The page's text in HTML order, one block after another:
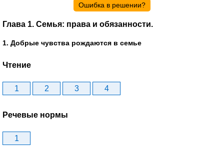
Ошибка в решении?
Глава 1. Семья: права и обязанности.
1. Добрые чувства рождаются в семье
Чтение
1 2 3 4
Речевые нормы
1